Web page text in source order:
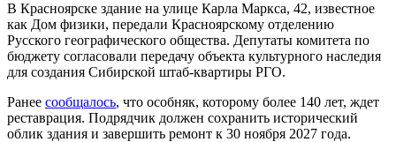
В Красноярске здание на улице Карла Маркса, 42, известное
как Дом физики, передали Красноярскому отделению
Русского географического общества. Депутаты комитета по
бюджету согласовали передачу объекта культурного наследия
для создания Сибирской штаб-квартиры РГО.
Ранее сообщалось, что особняк, которому более 140 лет, ждет
реставрация. Подрядчик должен сохранить исторический
облик здания и завершить ремонт к 30 ноября 2027 года.